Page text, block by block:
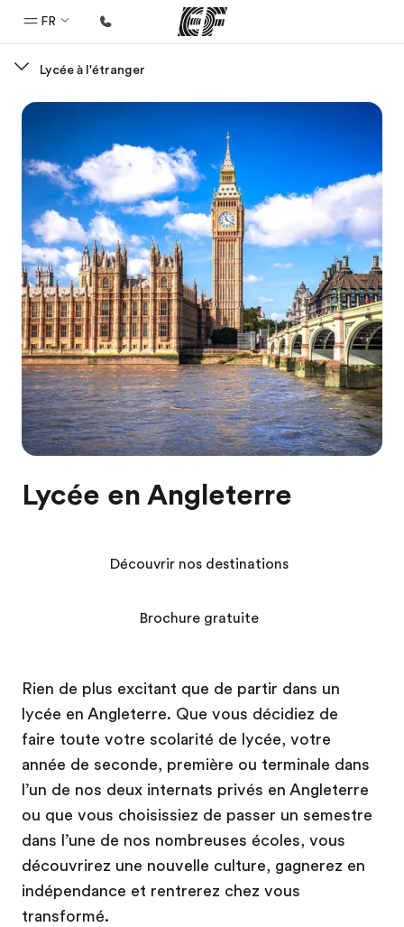
FR
Bienvenue chez EF
Programmes
Nos offres
Bureaux
Trouver un bureau
A propos de nous
Qui sommes-nous ?
EF recrute
Rejoignez nos équipes
Lycée à l'étranger
Lycée en Angleterre
Rien de plus excitant que de partir dans un
lycée en Angleterre. Que vous décidiez de
faire toute votre scolarité de lycée, votre
année de seconde, première ou terminale dans
l’un de nos deux internats privés en Angleterre
ou que vous choisissiez de passer un semestre
dans l’une de nos nombreuses écoles, vous
découvrirez une nouvelle culture, gagnerez en
indépendance et rentrerez chez vous
transformé.
Découvrir nos destinations
Brochure gratuite